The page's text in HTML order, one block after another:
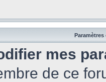
Paramètres
mes
de ce